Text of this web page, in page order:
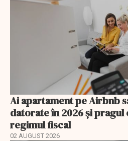
Ai apartament pe Airbnb
datorate în 2026 și pragul
regimul fiscal
02 AUGUST 2026